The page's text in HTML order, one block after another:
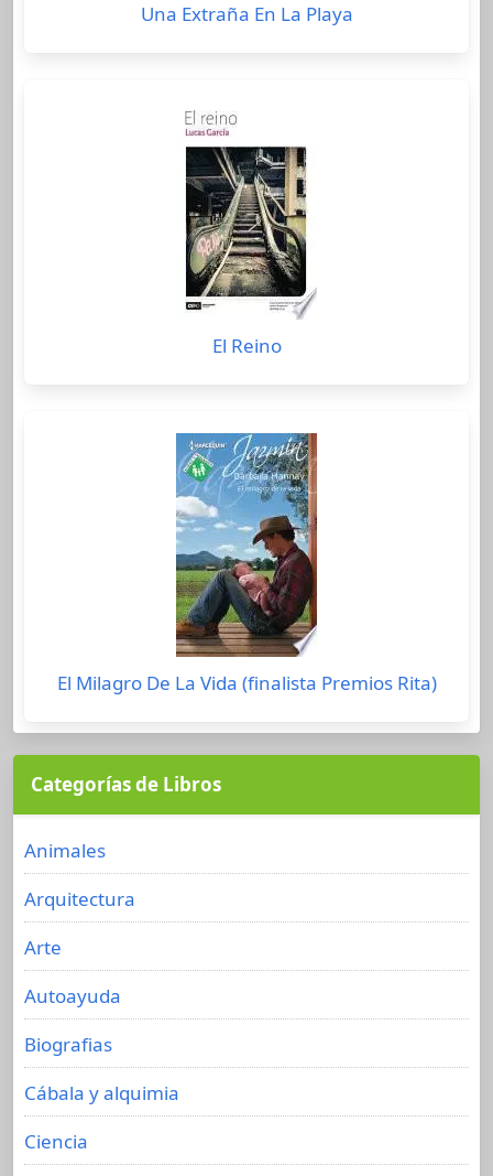
Una Extraña En La Playa
El Reino
El Milagro De La Vida (finalista Premios Rita)
Categorías de Libros
Animales
Arquitectura
Arte
Autoayuda
Biografias
Cábala y alquimia
Ciencia